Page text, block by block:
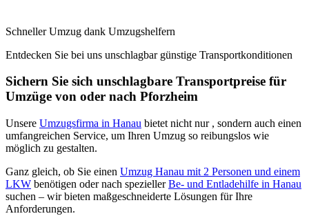
Schneller Umzug dank Umzugshelfern
Entdecken Sie bei uns unschlagbar günstige Transportkonditionen
Sichern Sie sich unschlagbare Transportpreise für
Umzüge von oder nach Pforzheim
Unsere Umzugsfirma in Hanau bietet nicht nur , sondern auch einen
umfangreichen Service, um Ihren Umzug so reibungslos wie
möglich zu gestalten.
Ganz gleich, ob Sie einen Umzug Hanau mit 2 Personen und einem
LKW benötigen oder nach speziellerBe- und Entladehilfe in Hanau
suchen – wir bieten maßgeschneiderte Lösungen für Ihre
Anforderungen.